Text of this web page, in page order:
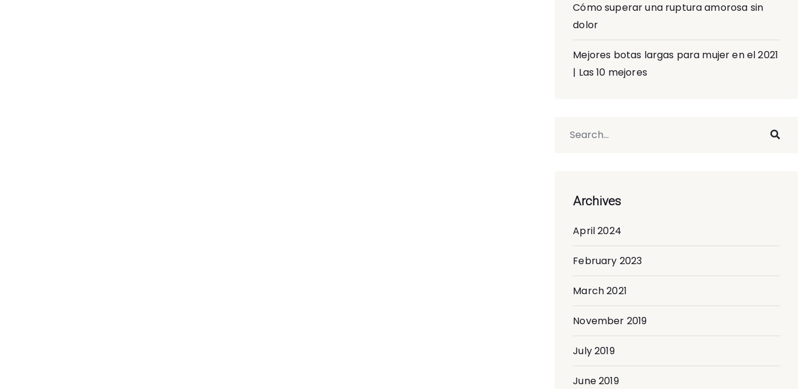
Cómo superar una ruptura amorosa sin
dolor
Mejores botas largas para mujer en el 2021
| Las 10 mejores
Archives
April 2024
February 2023
March 2021
November 2019
July 2019
June 2019